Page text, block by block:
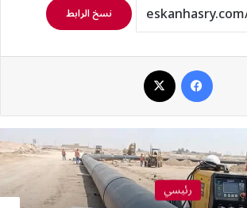
نسخ الرابط
رئيسي